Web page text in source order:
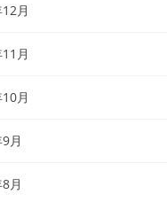
月
月
月
月
月